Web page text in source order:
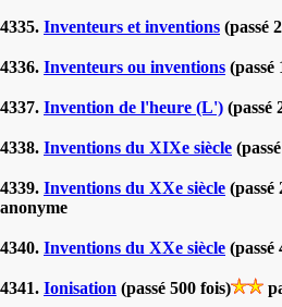
4335. Inventeurs et inventions (passé
4336. Inventeurs ou inventions (passé
4337. Invention de l'heure (L') (passé
4338. Inventions du XIXe siècle
4339. Inventions du XXe siècle (passé
anonyme
4340. Inventions du XXe siècle (passé
4341. Ionisation (passé 500 fois)